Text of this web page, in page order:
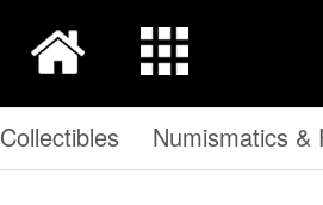
Collectibles Numismatics &